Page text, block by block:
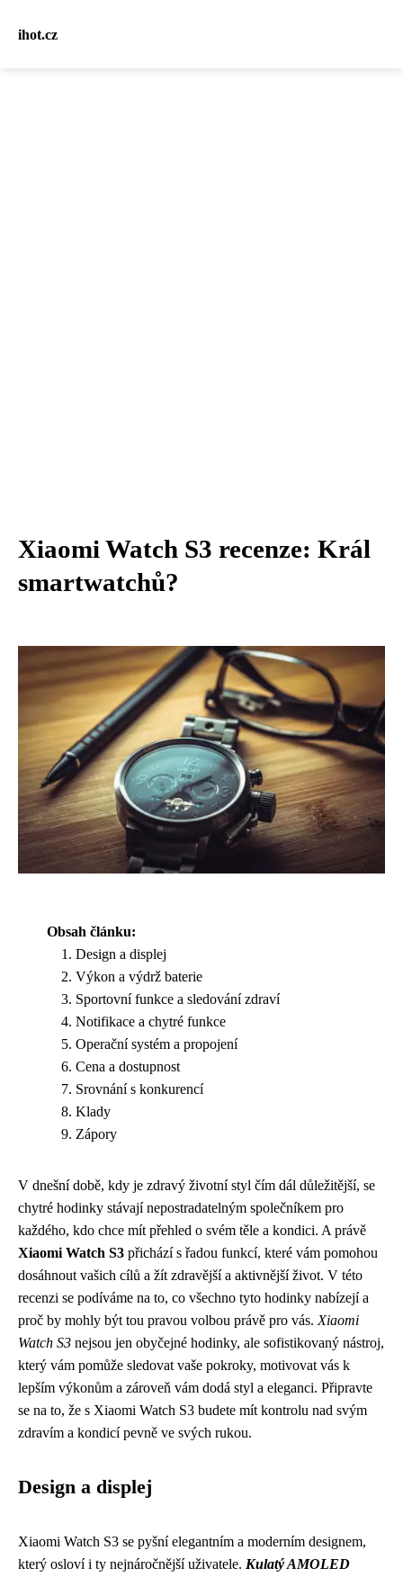
ihot.cz
Xiaomi Watch S3 recenze: Král
smartwatchů?
Obsah článku:
Design a displej
Výkon a výdrž baterie
Sportovní funkce a sledování zdraví
Notifikace a chytré funkce
Operační systém a propojení
Cena a dostupnost
Srovnání s konkurencí
Klady
Zápory
V dnešní době, kdy je zdravý životní styl čím dál důležitější, se
chytré hodinky stávají nepostradatelným společníkem pro
každého, kdo chce mít přehled o svém těle a kondici. A právě
Xiaomi Watch S3 přichází s řadou funkcí, které vám pomohou
dosáhnout vašich cílů a žít zdravější a aktivnější život. V této
recenzi se podíváme na to, co všechno tyto hodinky nabízejí a
proč by mohly být tou pravou volbou právě pro vás. Xiaomi
Watch S3 nejsou jen obyčejné hodinky, ale sofistikovaný nástroj,
který vám pomůže sledovat vaše pokroky, motivovat vás k
lepším výkonům a zároveň vám dodá styl a eleganci. Připravte
se na to, že s Xiaomi Watch S3 budete mít kontrolu nad svým
zdravím a kondicí pevně ve svých rukou.
Design a displej
Xiaomi Watch S3 se pyšní elegantním a moderním designem,
který osloví i ty nejnáročnější uživatele. Kulatý AMOLED